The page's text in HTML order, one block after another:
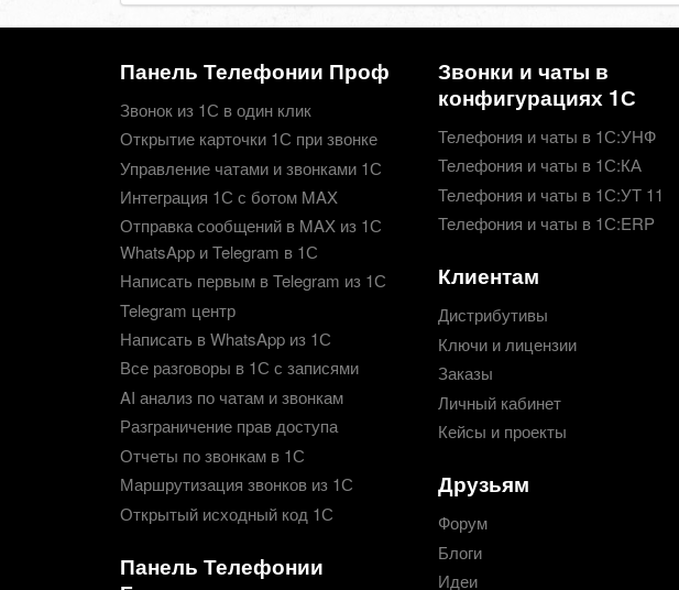
Панель Телефонии Проф
Звонок из 1С в один клик
Открытие карточки 1С при звонке
Управление чатами и звонками 1С
Интеграция 1С с ботом MAX
Отправка сообщений в MAX из 1С
WhatsApp и Telegram в 1С
Написать первым в Telegram из 1С
Telegram центр
Написать в WhatsApp из 1С
Все разговоры в 1С с записями
AI анализ по чатам и звонкам
Разграничение прав доступа
Отчеты по звонкам в 1С
Маршрутизация звонков из 1С
Открытый исходный код 1С
Панель Телефонии
Звонки и чаты в
конфигурациях 1С
Телефония и чаты в 1С:УНФ
Телефония и чаты в 1С:КА
Телефония и чаты в 1С:УТ 11
Телефония и чаты в 1С:ERP
Клиентам
Дистрибутивы
Ключи и лицензии
Заказы
Личный кабинет
Кейсы и проекты
Друзьям
Форум
Блоги
Идеи